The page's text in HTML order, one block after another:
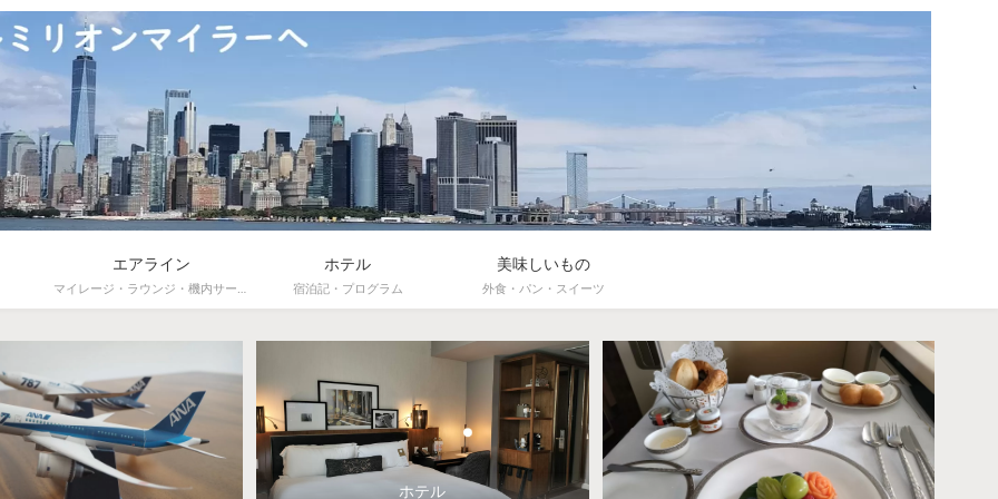
エアライン
マイレージ・ラウンジ・機内サービス
ホテル
宿泊記・プログラム
美味しいもの
外食・パン・スイーツ
ホテル